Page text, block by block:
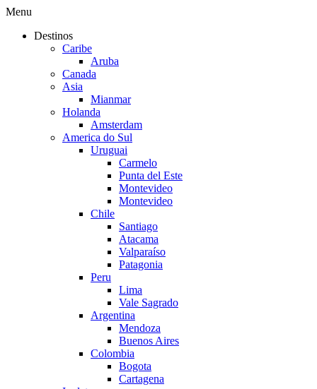
Menu
Destinos
Caribe
Aruba
Canada
Asia
Mianmar
Holanda
Amsterdam
America do Sul
Uruguai
Carmelo
Punta del Este
Montevideo
Montevideo
Chile
Santiago
Atacama
Valparaíso
Patagonia
Peru
Lima
Vale Sagrado
Argentina
Mendoza
Buenos Aires
Colombia
Bogota
Cartagena